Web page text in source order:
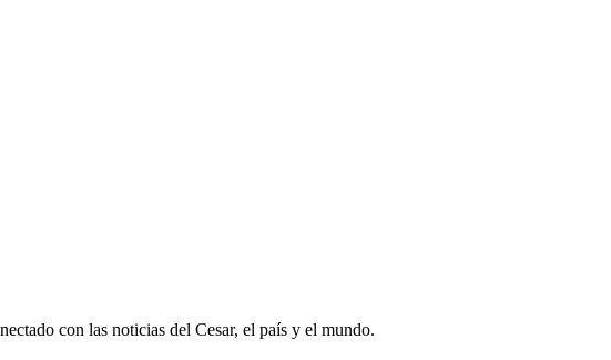
con las noticias del Cesar, el país y el mundo.